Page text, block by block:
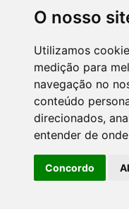
O nosso
Utilizamos
medição para
navegação no
conteúdo
direcionados,
entender de
Concordo
CNC - Centro Nacional de